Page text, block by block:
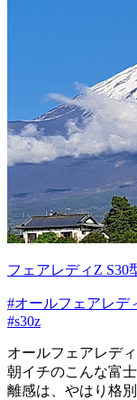
フェアレディZ S30
#オールフェアレデ
#s30z
オールフェアレデ
朝イチのこんな富
離感は、やはり格